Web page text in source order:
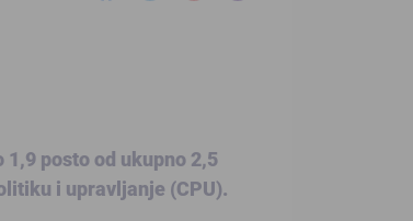
posto od ukupno 2,5
i upravljanje (CPU).